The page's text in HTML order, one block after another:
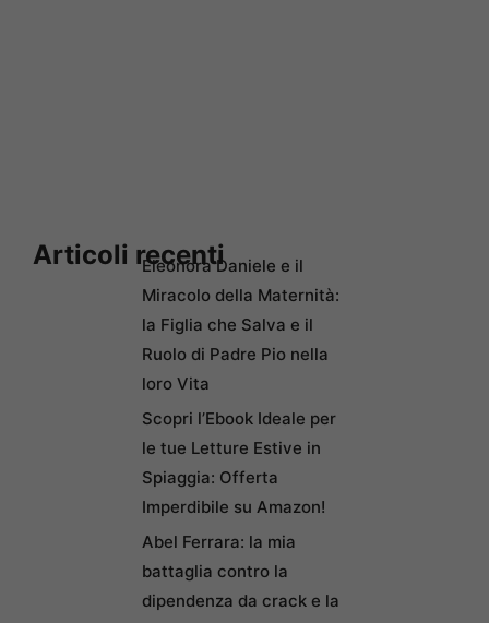
Articoli recentiEleonora Daniele e il
Miracolo della Maternità:
la Figlia che Salva e il
Ruolo di Padre Pio nella
loro Vita
Scopri l’Ebook Ideale per
le tue Letture Estive in
Spiaggia: Offerta
Imperdibile su Amazon!
Abel Ferrara: la mia
battaglia contro la
dipendenza da crack e la